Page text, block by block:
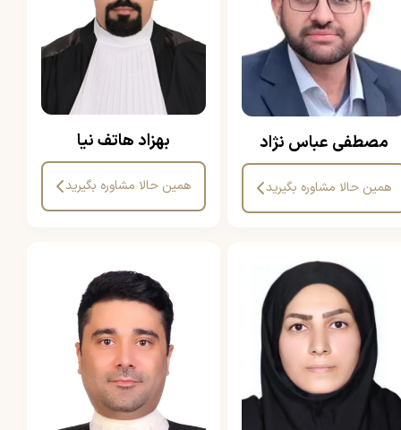
مصطفی عباس نژاد
همین حالا مشاوره بگیرید
بهزاد هاتف نیا
همین حالا مشاوره بگیرید